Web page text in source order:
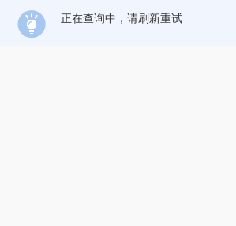
正在查询中，请刷新重试